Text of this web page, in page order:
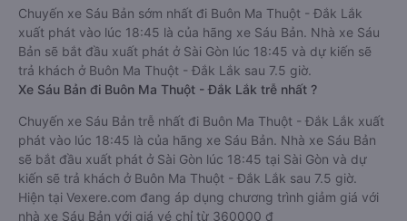
Chuyến xe Sáu Bản sớm nhất đi Buôn Ma Thuột - Đắk Lắk
xuất phát vào lúc 18:45 là của hãng xe Sáu Bản. Nhà xe Sáu
Bản sẽ bắt đầu xuất phát ở Sài Gòn lúc 18:45 và dự kiến sẽ
trả khách ở Buôn Ma Thuột - Đắk Lắk sau 7.5 giờ.
Xe Sáu Bản đi Buôn Ma Thuột - Đắk Lắk trễ nhất ?
Chuyến xe Sáu Bản trễ nhất đi Buôn Ma Thuột - Đắk Lắk xuất
phát vào lúc 18:45 là của hãng xe Sáu Bản. Nhà xe Sáu Bản
sẽ bắt đầu xuất phát ở Sài Gòn lúc 18:45 tại Sài Gòn và dự
kiến sẽ trả khách ở Buôn Ma Thuột - Đắk Lắk sau 7.5 giờ.
Hiện tại Vexere.com đang áp dụng chương trình giảm giá với
nhà xe Sáu Bản với giá vé chỉ từ 360000 đ